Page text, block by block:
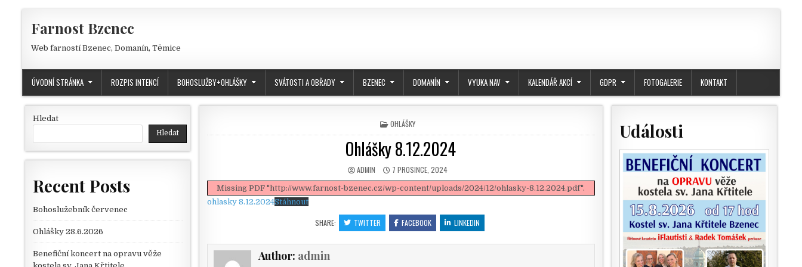
Farnost Bzenec
Web farností Bzenec, Domanín, Těmice
ÚVODNÍ STRÁNKA ROZPIS INTENCÍ BOHOSLUŽBY+OHLÁŠKY SVÁTOSTI A OBŘADY BZENEC DOMANÍN VYUKA NAV KALENDÁŘ AKCÍ GDPR FOTOGALERIE KONTAKT
POSTED IN
OHLÁŠKY
Ohlášky 8.12.2024
AUTHOR:
ADMIN PUBLISHED DATE:
7 PROSINCE, 2024
Missing PDF "http://www.farnost-bzenec.cz/wp-content/uploads/2024/12/ohlasky-8.12.2024.pdf".
ohlasky 8.12.2024Stáhnout
SHARE: TWITTER FACEBOOK LINKEDIN
Author: admin
Hledat
Hledat
Recent Posts
Bohoslužebník červenec
Ohlášky 28.6.2026
Benefiční koncert na opravu věže
Události